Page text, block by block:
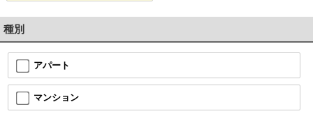
種別
アパート
マンション